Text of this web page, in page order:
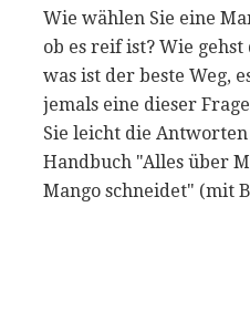
Wie wählen Sie eine
ob es reif ist? Wie
was ist der beste Weg,
jemals eine dieser
Sie leicht die
Handbuch "Alles über
Mango schneidet" (mit